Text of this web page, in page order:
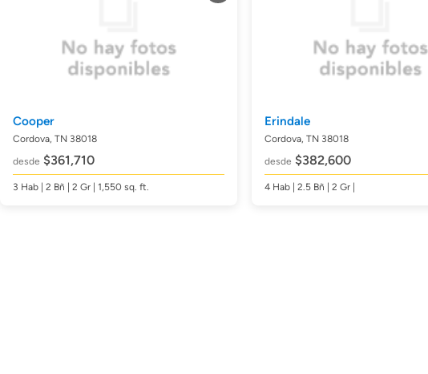
Cooper
Cordova, TN 38018
desde $361,710
3 Hab| 2 Bñ | 2 Gr | 1,550 sq. ft.
Erindale
Cordova, TN 38018
desde $382,600
4 Hab| 2.5 Bñ | 2 Gr |